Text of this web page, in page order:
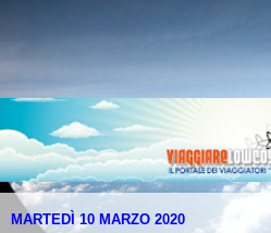
MARTEDÌ 10 MARZO 2020